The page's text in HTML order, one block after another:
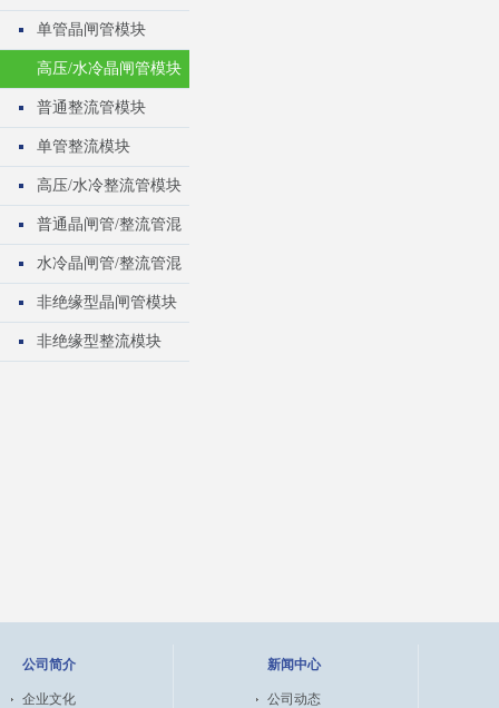
单管晶闸管模块
高压/水冷晶闸管模块
普通整流管模块
单管整流模块
高压/水冷整流管模块
普通晶闸管/整流管混
合模块
水冷晶闸管/整流管混
合模块
非绝缘型晶闸管模块
非绝缘型整流模块
公司简介
企业文化
新闻中心
公司动态